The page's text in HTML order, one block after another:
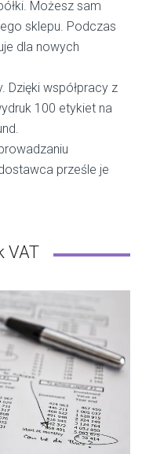
Możesz sam
sklepu. Podczas
dla nowych
Dzięki współpracy z
100 etykiet na
prześle je
VAT